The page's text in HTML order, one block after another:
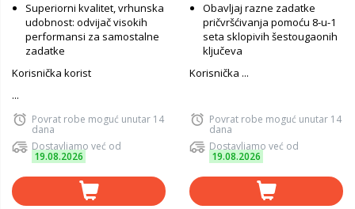
Superiorni kvalitet, vrhunska
udobnost: odvijač visokih
performansi za samostalne
zadatke
Korisnička korist
...
Povrat robe moguć unutar 14
dana
Dostavljamo već od
19.08.2026
Obavljaj razne zadatke
pričvršćivanja pomoću 8-u-1
seta sklopivih šestougaonih
ključeva
Korisnička ...
Povrat robe moguć unutar 14
dana
Dostavljamo već od
19.08.2026